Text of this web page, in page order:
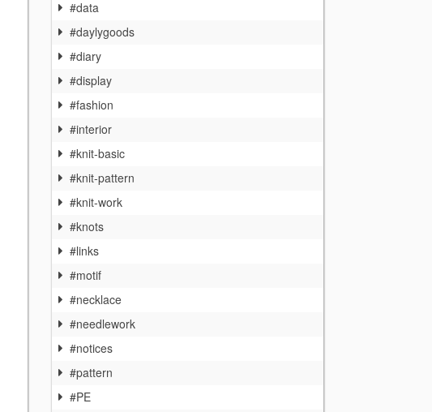
#data
#daylygoods
#diary
#display
#fashion
#interior
#knit-basic
#knit-pattern
#knit-work
#knots
#links
#motif
#necklace
#needlework
#notices
#pattern
#PE